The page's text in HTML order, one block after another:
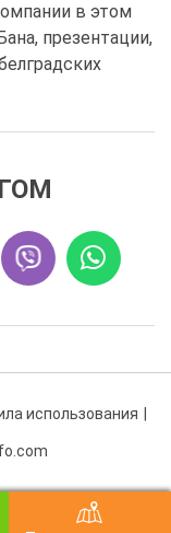
в этом
презентации,
использования